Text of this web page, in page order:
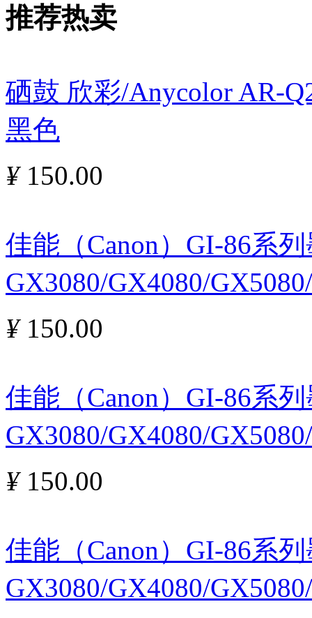
推荐热卖
硒鼓 欣彩/Anycolor AR-
黑色
¥150.00
佳能（Canon）GI-86系
GX3080/GX4080/
¥150.00
佳能（Canon）GI-86系
GX3080/GX4080/
¥150.00
佳能（Canon）GI-86系
GX3080/GX4080/